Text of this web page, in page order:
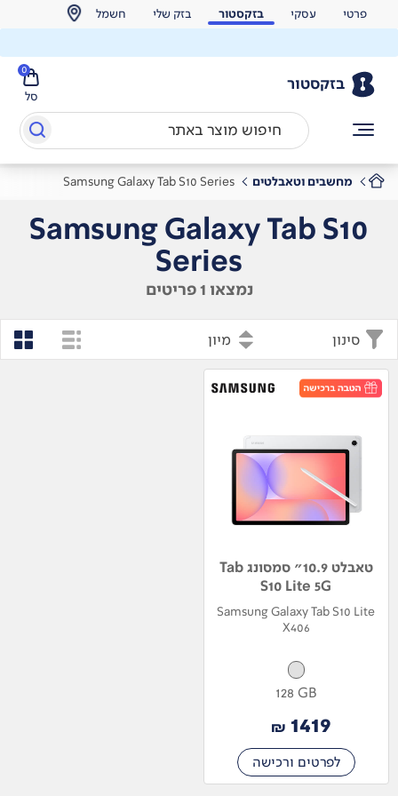
פרטי עסקי בזקסטור בזק שלי חשמל
בזקסטור
סל
0
מחשבים וטאבלטים Samsung Galaxy Tab S10 Series
Samsung Galaxy Tab S10
Series
נמצאו 1 פריטים
מיון סינון
טאבלט 10.9" סמסונג Tab
S10 Lite 5G
Samsung Galaxy Tab S10 Lite
X406
128 GB
1419
₪
לפרטים ורכישה